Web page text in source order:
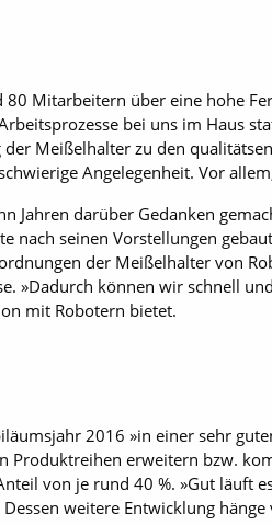
Mitarbeitern über eine hohe
bei uns im Haus
Meißelhalter zu den
Angelegenheit. Vor
Jahren darüber Gedanken
nach seinen Vorstellungen
der Meißelhalter von
»Dadurch können wir schnell
mit Robotern bietet.
2016 »in einer sehr
Produktreihen erweitern bzw.
von je rund 40 %. »Gut läuft
weitere Entwicklung